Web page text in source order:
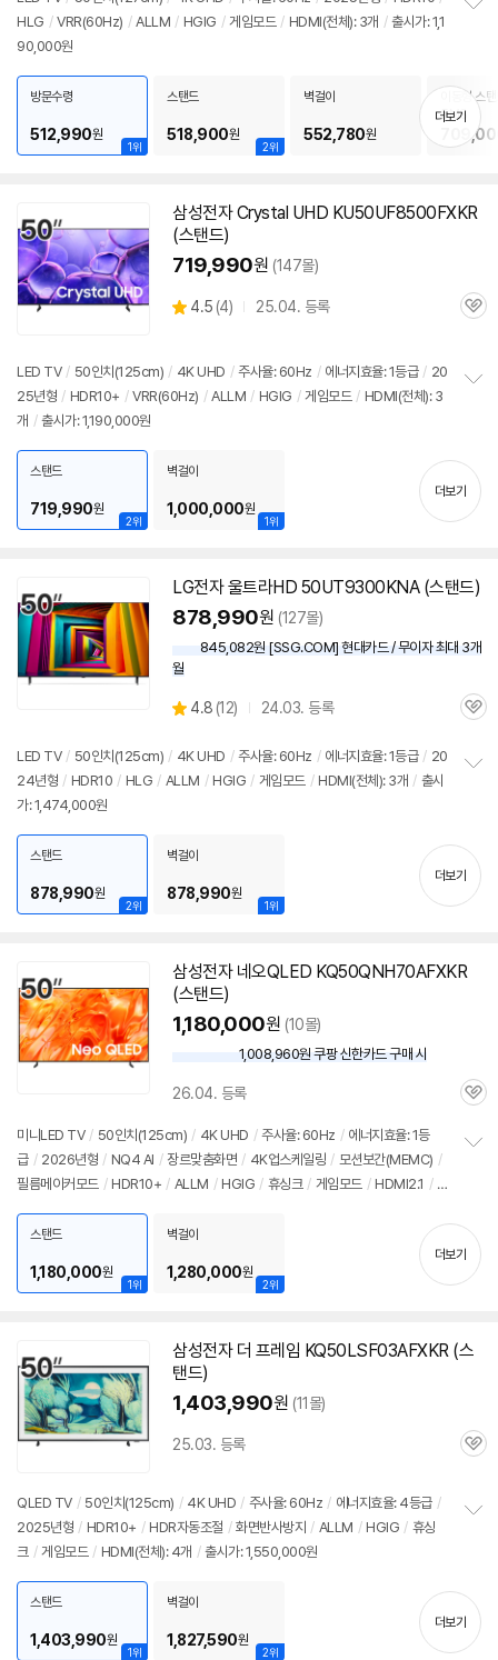
뷰
HLG / VRR(60Hz) / ALLM / HGIG / 게임모드 / HDMI(전체): 3개 / 출시가: 1,1
90,000원
치
기
1위
방문수령
512,990원
2위
스탠드
518,900원
벽걸이
552,780원
이동형 스
5MS
더보기
삼성전자 Crystal UHD KU50UF8500FXKR
(스탠드)
719,990원 (147몰)
별
4.5 (상
뷰
4) 25.04. 등록
관
LED TV / 50인치 (125cm) / 4K UHD / 주사율: 60Hz / 에너지효율: 1등급 / 20
25년형 / HDR10+ / VRR(60Hz) / ALLM / HGIG / 게임모드 / HDMI(전체): 3
개 / 출시가: 1,190,000원
기
2위
스탠드
719,990원
1위
벽걸이
1,000,000원
더보기
LG전자 울트라HD 50UT9300KNA (스탠드)
878,990원 (127몰)
845,082원 [SSG.COM] 현대카드 / 무이자 최대 3개
월
별
4.8 (상
리
뷰
12) 24.03. 등록
관
LED TV / 50인치 (125cm) / 4K UHD / 주사율: 60Hz / 에너지효율: 1등급 / 20
24년형 / HDR10 / HLG / ALLM / HGIG / 게임모드 / HDMI(전체): 3개 / 출시
가: 1,474,000원
기
2위
스탠드
878,990원
1위
벽걸이
878,990원
더보기
삼성전자 네오QLED KQ50QNH70AFXKR
(스탠드)
1,180,000원 (10몰)
할
가
1,008,960원 쿠팡 신한카드 구매 시
26.04. 등록
관
미니LED TV / 50인치 (125cm) / 4K UHD / 주사율: 60Hz / 에너지효율: 1등
급 / 2026년형 / NQ4 AI / 장르맞춤화면 / 4K업스케일링 / 모션보간(MEMC) /
필름메이커모드 / HDR10+ / ALLM / HGIG / 휴싱크 / 게임모드 / HDMI2.1 / D
기
1위
스탠드
1,180,000원
2위
벽걸이
1,280,000원
더보기
삼성전자 더 프레임 KQ50LSF03AFXKR (스
탠드)
1,403,990원 (11몰)
25.03. 등록
관
QLED TV / 50인치 (125cm) / 4K UHD / 주사율: 60Hz / 에너지효율: 4등급 /
2025년형 / HDR10+ / HDR자동조절 / 화면반사방지 / ALLM / HGIG / 휴싱
크 / 게임모드 / HDMI(전체): 4개 / 출시가: 1,550,000원
기
1위
스탠드
1,403,990원
2위
벽걸이
1,827,590원
더보기